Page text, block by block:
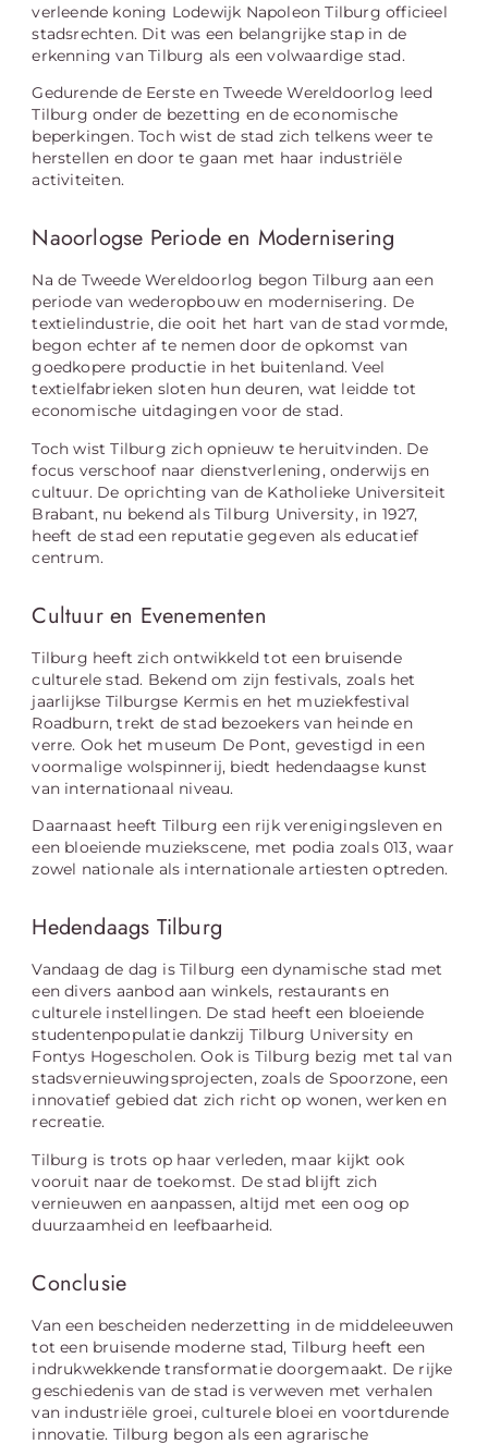
verleende koning Lodewijk Napoleon Tilburg officieel
stadsrechten. Dit was een belangrijke stap in de
erkenning van Tilburg als een volwaardige stad.
Gedurende de Eerste en Tweede Wereldoorlog leed
Tilburg onder de bezetting en de economische
beperkingen. Toch wist de stad zich telkens weer te
herstellen en door te gaan met haar industriële
activiteiten.
Naoorlogse Periode en Modernisering
Na de Tweede Wereldoorlog begon Tilburg aan een
periode van wederopbouw en modernisering. De
textielindustrie, die ooit het hart van de stad vormde,
begon echter af te nemen door de opkomst van
goedkopere productie in het buitenland. Veel
textielfabrieken sloten hun deuren, wat leidde tot
economische uitdagingen voor de stad.
Toch wist Tilburg zich opnieuw te heruitvinden. De
focus verschoof naar dienstverlening, onderwijs en
cultuur. De oprichting van de Katholieke Universiteit
Brabant, nu bekend als Tilburg University, in 1927,
heeft de stad een reputatie gegeven als educatief
centrum.
Cultuur en Evenementen
Tilburg heeft zich ontwikkeld tot een bruisende
culturele stad. Bekend om zijn festivals, zoals het
jaarlijkse Tilburgse Kermis en het muziekfestival
Roadburn, trekt de stad bezoekers van heinde en
verre. Ook het museum De Pont, gevestigd in een
voormalige wolspinnerij, biedt hedendaagse kunst
van internationaal niveau.
Daarnaast heeft Tilburg een rijk verenigingsleven en
een bloeiende muziekscene, met podia zoals 013, waar
zowel nationale als internationale artiesten optreden.
Hedendaags Tilburg
Vandaag de dag is Tilburg een dynamische stad met
een divers aanbod aan winkels, restaurants en
culturele instellingen. De stad heeft een bloeiende
studentenpopulatie dankzij Tilburg University en
Fontys Hogescholen. Ook is Tilburg bezig met tal van
stadsvernieuwingsprojecten, zoals de Spoorzone, een
innovatief gebied dat zich richt op wonen, werken en
recreatie.
Tilburg is trots op haar verleden, maar kijkt ook
vooruit naar de toekomst. De stad blijft zich
vernieuwen en aanpassen, altijd met een oog op
duurzaamheid en leefbaarheid.
Conclusie
Van een bescheiden nederzetting in de middeleeuwen
tot een bruisende moderne stad, Tilburg heeft een
indrukwekkende transformatie doorgemaakt. De rijke
geschiedenis van de stad is verweven met verhalen
van industriële groei, culturele bloei en voortdurende
innovatie. Tilburg begon als een agrarische